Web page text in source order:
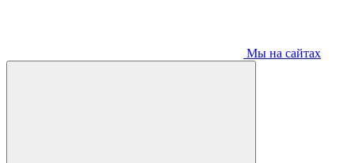
Мы на сайтах